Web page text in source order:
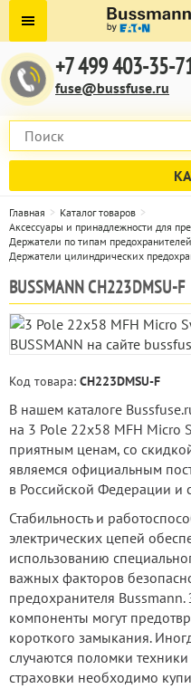
+7 499 403-35-
fuse@bussfuse.ru
Главная
Каталог товаров
Аксессуары и принадлежности для
Держатели по типам предохранителей
Держатели цилиндрических
BUSSMANN CH223DMSU-F
Код товара: CH223DMSU-F
В нашем каталоге
на 3 Pole 22x58 MFH Micro
приятным ценам, со
являемся официальным
в Российской Федерации и
Стабильность и
электрических цепей
использованию
важных факторов
предохранителя Bussmann.
компоненты могут
короткого замыкания.
случаются поломки
страховки необходимо